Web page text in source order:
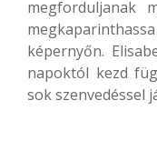
megforduljanak
képernyőn.
napoktól kezd
sok szenvedéssel